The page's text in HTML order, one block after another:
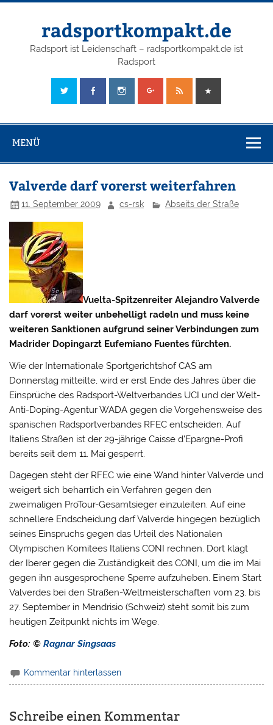
radsportkompakt.de
Radsport ist Leidenschaft – radsportkompakt.de ist
Radsport
MENÜ
Valverde darf vorerst weiterfahren
11. September 2009 cs-rsk Abseits der Straße
Vuelta-Spitzenreiter Alejandro Valverde
darf vorerst weiter unbehelligt radeln und muss keine
weiteren Sanktionen aufgrund seiner Verbindungen zum
Madrider Dopingarzt Eufemiano Fuentes fürchten.
Wie der Internationale Sportgerichtshof CAS am
Donnerstag mitteilte, wird er erst Ende des Jahres über die
Einsprüche des Radsport-Weltverbandes UCI und der Welt-
Anti-Doping-Agentur WADA gegen die Vorgehensweise des
spanischen Radsportverbandes RFEC entscheiden. Auf
Italiens Straßen ist der 29-jährige Caisse d’Epargne-Profi
bereits seit dem 11. Mai gesperrt.
Dagegen steht der RFEC wie eine Wand hinter Valverde und
weigert sich beharrlich ein Verfahren gegen den
zweimaligen ProTour-Gesamtsieger einzuleiten. Auf eine
schnellere Endscheidung darf Valverde hingegen bezüglich
seines Einspruchs gegen das Urteil des Nationalen
Olympischen Komitees Italiens CONI rechnen. Dort klagt
der Iberer gegen die Zuständigkeit des CONI, um die im Mai
gegen ihn ausgesprochene Sperre aufzuheben. Einem Start
Valverdes bei den Straßen-Weltmeisterschaften vom 23. bis
27. September in Mendrisio (Schweiz) steht somit bis zum
heutigen Zeitpunkt nichts im Wege.
Foto: ©Ragnar Singsaas
Kommentar hinterlassen
Schreibe einen Kommentar